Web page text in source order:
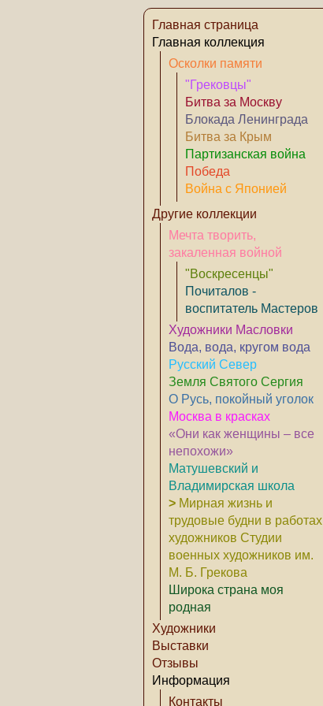
Главная страница
Главная коллекция
Осколки памяти
"Грековцы"
Битва за Москву
Блокада Ленинграда
Битва за Крым
Партизанская война
Победа
Война с Японией
Другие коллекции
Мечта творить,
закаленная войной
"Воскресенцы"
Почиталов -
воспитатель Мастеров
Художники Масловки
Вода, вода, кругом вода
Русский Север
Земля Святого Сергия
О Русь, покойный уголок
Москва в красках
«Они как женщины – все
непохожи»
Матушевский и
Владимирская школа
> Мирная жизнь и
трудовые будни в работах
художников Студии
военных художников им.
М. Б. Грекова
Широка страна моя
родная
Художники
Выставки
Отзывы
Информация
Контакты